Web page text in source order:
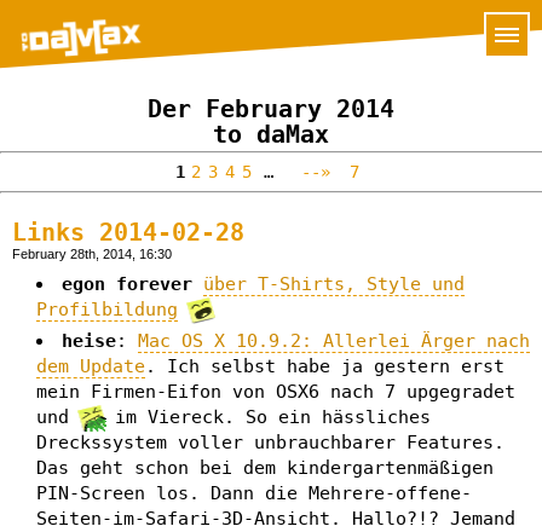
Der February 2014
to daMax
1 2 3 4 5 … --» 7
Links 2014-02-28
February 28th, 2014, 16:30
egon forever über T-Shirts, Style und
Profilbildung
heise: Mac OS X 10.9.2: Allerlei Ärger nach
dem Update. Ich selbst habe ja gestern erst
mein Firmen-Eifon von OSX6 nach 7 upgegradet
und
im Viereck. So ein hässliches
Dreckssystem voller unbrauchbarer Features.
Das geht schon bei dem kindergartenmäßigen
PIN-Screen los. Dann die Mehrere-offene-
Seiten-im-Safari-3D-Ansicht. Hallo?!? Jemand